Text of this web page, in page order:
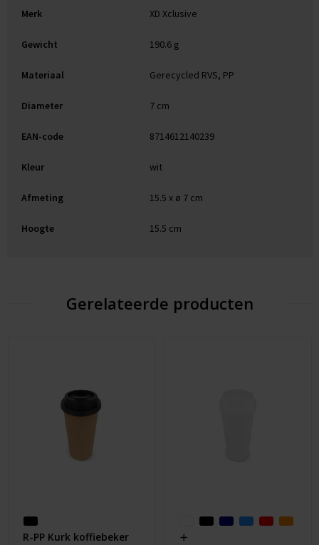
Merk XD Xclusive
Gewicht 190.6 g
Materiaal Gerecycled RVS, PP
Diameter 7 cm
EAN-code 8714612140239
Kleur wit
Afmeting 15.5 x ø 7 cm
Hoogte 15.5 cm
Gerelateerde producten
R-PP Kurk koffiebeker